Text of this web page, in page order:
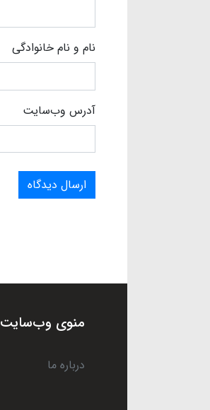
نام و نام خانوادگی
آدرس وب‌سایت
ارسال دیدگاه
منوی وب‌سایت
درباره ما